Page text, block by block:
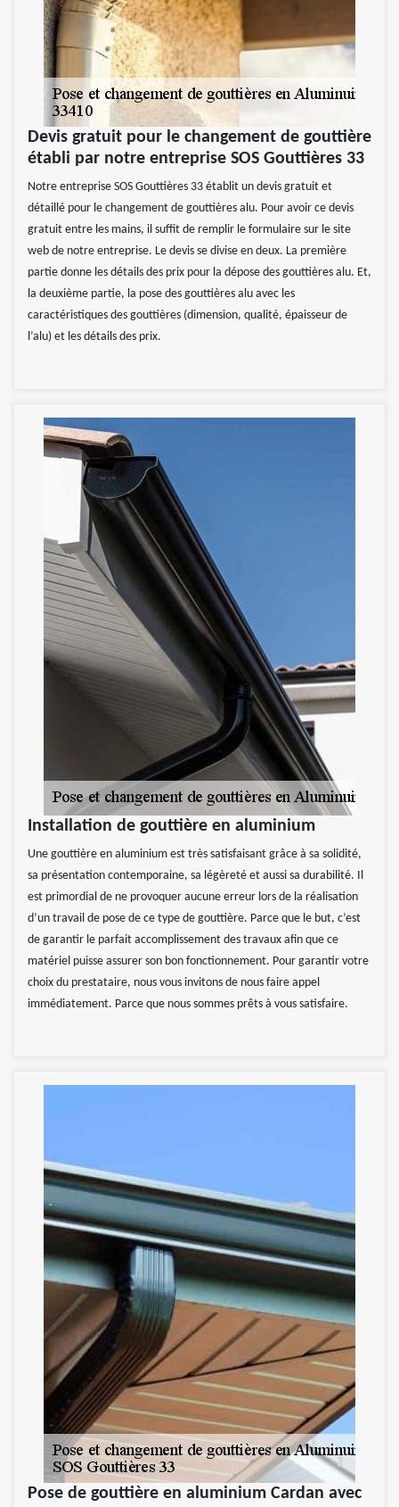
Devis gratuit pour le changement de gouttière
établi par notre entreprise SOS Gouttières 33
Notre entreprise SOS Gouttières 33 établit un devis gratuit et
détaillé pour le changement de gouttières alu. Pour avoir ce devis
gratuit entre les mains, il suffit de remplir le formulaire sur le site
web de notre entreprise. Le devis se divise en deux. La première
partie donne les détails des prix pour la dépose des gouttières alu. Et,
la deuxième partie, la pose des gouttières alu avec les
caractéristiques des gouttières (dimension, qualité, épaisseur de
l’alu) et les détails des prix.
Installation de gouttière en aluminium
Une gouttière en aluminium est très satisfaisant grâce à sa solidité,
sa présentation contemporaine, sa légèreté et aussi sa durabilité. Il
est primordial de ne provoquer aucune erreur lors de la réalisation
d’un travail de pose de ce type de gouttière. Parce que le but, c’est
de garantir le parfait accomplissement des travaux afin que ce
matériel puisse assurer son bon fonctionnement. Pour garantir votre
choix du prestataire, nous vous invitons de nous faire appel
immédiatement. Parce que nous sommes prêts à vous satisfaire.
Pose de gouttière en aluminium Cardan avec